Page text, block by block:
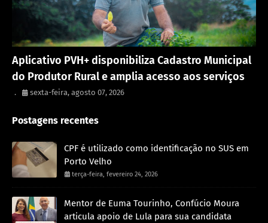
Aplicativo PVH+ disponibiliza Cadastro Municipal
do Produtor Rural e amplia acesso aos serviços
. sexta-feira, agosto 07, 2026
Postagens recentes
CPF é utilizado como identificação no SUS em
Porto Velho
terça-feira, fevereiro 24, 2026
Mentor de Euma Tourinho, Confúcio Moura
articula apoio de Lula para sua candidata